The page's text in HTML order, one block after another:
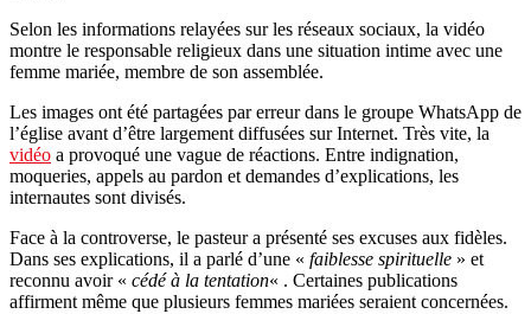
Selon les informations relayées sur les réseaux sociaux, la vidéo
montre le responsable religieux dans une situation intime avec une
femme mariée, membre de son assemblée.
Les images ont été partagées par erreur dans le groupe WhatsApp de
l’église avant d’être largement diffusées sur Internet. Très vite, la
vidéo a provoqué une vague de réactions. Entre indignation,
moqueries, appels au pardon et demandes d’explications, les
internautes sont divisés.
Face à la controverse, le pasteur a présenté ses excuses aux fidèles.
Dans ses explications, il a parlé d’une « faiblesse spirituelle » et
reconnu avoir « cédé à la tentation« . Certaines publications
affirment même que plusieurs femmes mariées seraient concernées.